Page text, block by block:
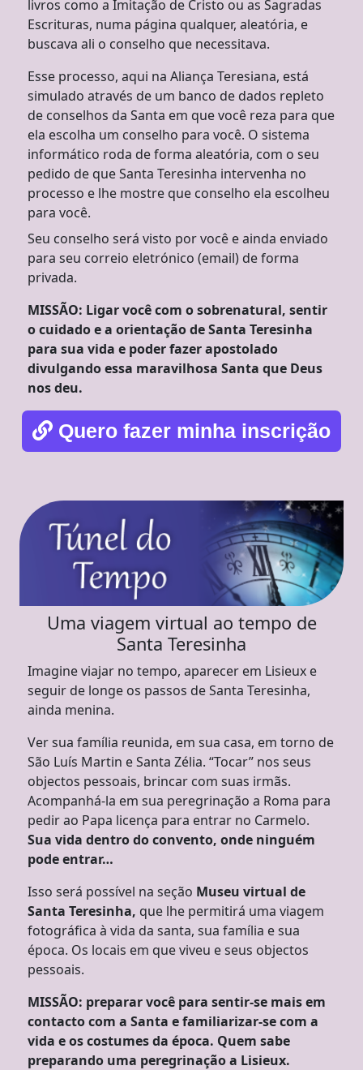
livros como a Imitação de Cristo ou as Sagradas
Escrituras, numa página qualquer, aleatória, e
buscava ali o conselho que necessitava.
Esse processo, aqui na Aliança Teresiana, está
simulado através de um banco de dados repleto
de conselhos da Santa em que você reza para que
ela escolha um conselho para você. O sistema
informático roda de forma aleatória, com o seu
pedido de que Santa Teresinha intervenha no
processo e lhe mostre que conselho ela escolheu
para você.
Seu conselho será visto por você e ainda enviado
para seu correio eletrónico (email) de forma
privada.
MISSÃO: Ligar você com o sobrenatural, sentir
o cuidado e a orientação de Santa Teresinha
para sua vida e poder fazer apostolado
divulgando essa maravilhosa Santa que Deus
nos deu.
Quero fazer minha inscrição
Uma viagem virtual ao tempo de
Santa Teresinha
Imagine viajar no tempo, aparecer em Lisieux e
seguir de longe os passos de Santa Teresinha,
ainda menina.
Ver sua família reunida, em sua casa, em torno de
São Luís Martin e Santa Zélia. “Tocar” nos seus
objectos pessoais, brincar com suas irmãs.
Acompanhá-la em sua peregrinação a Roma para
pedir ao Papa licença para entrar no Carmelo.
Sua vida dentro do convento, onde ninguém
pode entrar…
Isso será possível na seção Museu virtual de
Santa Teresinha, que lhe permitirá uma viagem
fotográfica à vida da santa, sua família e sua
época. Os locais em que viveu e seus objectos
pessoais.
MISSÃO: preparar você para sentir-se mais em
contacto com a Santa e familiarizar-se com a
vida e os costumes da época. Quem sabe
preparando uma peregrinação a Lisieux.